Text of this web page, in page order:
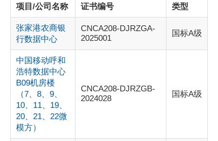
项目/公司名称 证书编号 类型
张家港农商银
行数据中心
CNCA208-DJRZGA-
2025001
国标A级
中国移动呼和
浩特数据中心
B09机房楼
（7、8、9、
10、11、19、
20、21、22微
模方）
CNCA208-DJRZGB-
2024028
国标A级